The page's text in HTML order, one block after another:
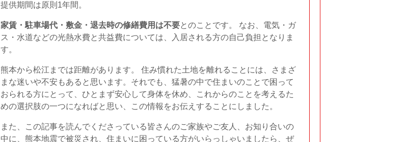
提供期間は原則1年間。
家賃・駐車場代・敷金・退去時の修繕費用は不要とのことです。 なお、電気・ガ
ス・水道などの光熱水費と共益費については、入居される方の自己負担となりま
す。
熊本から松江までは距離があります。 住み慣れた土地を離れることには、さまざ
まな迷いや不安もあると思います。それでも、猛暑の中で住まいのことで困って
おられる方にとって、ひとまず安心して身体を休め、これからのことを考えるた
めの選択肢の一つになればと思い、この情報をお伝えすることにしました。
また、この記事を読んでくださっている皆さんのご家族やご友人、お知り合いの
中に、熊本地震で被災され、住まいに困っている方がいらっしゃいましたら、ぜ